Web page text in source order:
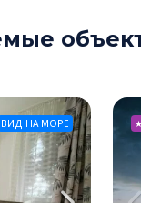
ВИД НА МОРЕ ★